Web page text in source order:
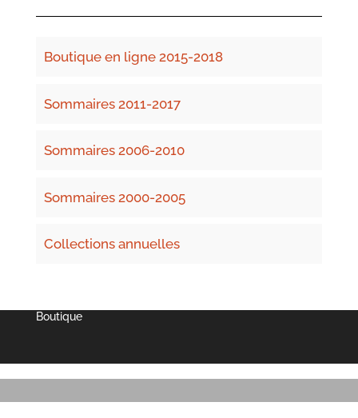
Boutique en ligne 2015-2018
Sommaires 2011-2017
Sommaires 2006-2010
Sommaires 2000-2005
Collections annuelles
Boutique